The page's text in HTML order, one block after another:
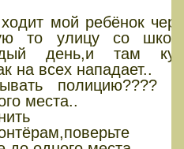
мой ребёнок
то улицу со
день,и там
на всех нападает..
полицию????
места..